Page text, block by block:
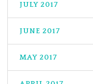
JULY 2017
JUNE 2017
MAY 2017